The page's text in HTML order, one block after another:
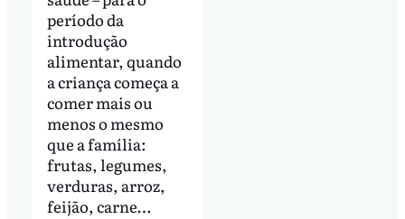
período da
introdução
alimentar, quando
a criança começa a
comer mais ou
menos o mesmo
que a família:
frutas, legumes,
verduras, arroz,
feijão, carne…